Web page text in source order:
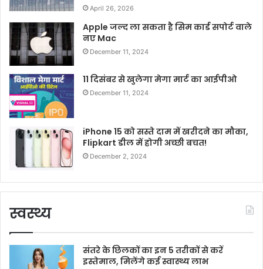
April 26, 2026
Apple जल्द ला सकता है सिम कार्ड सपोर्ट वाले
नए Mac
December 11, 2024
11 दिसंबर से खुलेगा मेगा मार्ट का आईपीओ
December 11, 2024
iPhone 15 को सस्ते दाम में खरीदने का मौका,
Flipkart डील में होगी अच्छी बचत!
December 2, 2024
स्वस्थ्य
संतरे के छिलकों का इन 5 तरीकों से करें
इस्तेमाल, मिलेंगे कई स्वास्थ्य लाभ